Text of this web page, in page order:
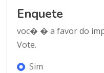
Enquete
voc� � a favor do
Vote.
Sim